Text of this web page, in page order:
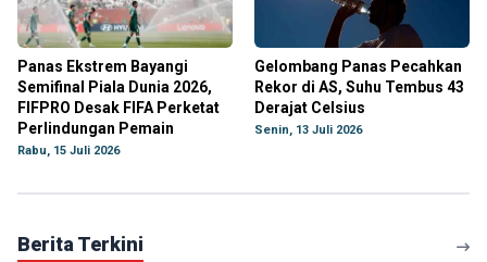
Panas Ekstrem Bayangi
Semifinal Piala Dunia 2026,
FIFPRO Desak FIFA Perketat
Perlindungan Pemain
Rabu, 15 Juli 2026
Gelombang Panas Pecahkan
Rekor di AS, Suhu Tembus 43
Derajat Celsius
Senin, 13 Juli 2026
Berita Terkini